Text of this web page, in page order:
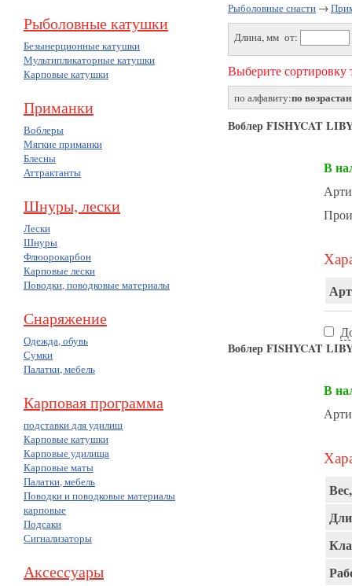
Рыболовные катушки
Безынерционные катушки
Мультипликаторные катушки
Карповые катушки
Приманки
Воблеры
Мягкие приманки
Блесны
Аттрактанты
Шнуры, лески
Лески
Шнуры
Флюорокарбон
Карповые лески
Поводки, поводковые материалы
Снаряжение
Одежда, обувь
Сумки
Палатки, мебель
Карповая программа
подставки для удилищ
Карповые катушки
Карповые удилища
Карповые маты
Палатки, мебель
Поводки и поводковые материалы
карповые
Подсаки
Сигнализаторы
Аксессуары
Рыболовные снасти →
Длина, мм от:
Выберите сортировку
по алфавиту:по
Воблер FISHYCAT
В
Воблер FISHYCAT
В